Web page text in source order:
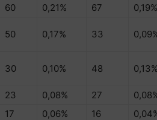
60 0,21% 67 0,19%
50 0,17% 33
30 0,10% 48
23 0,08% 27
17 0,06% 16